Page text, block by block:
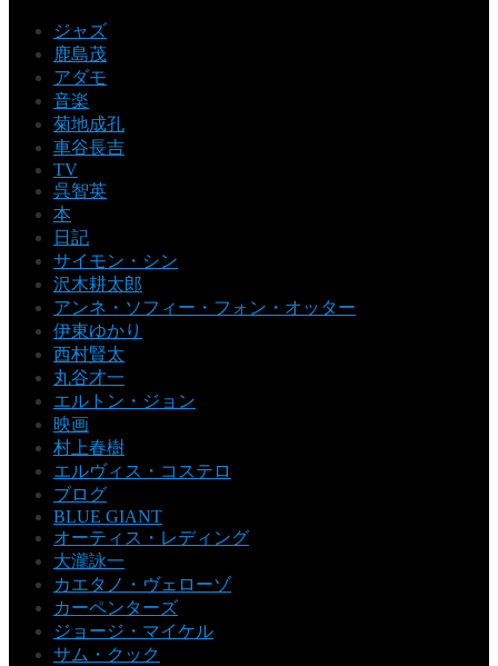
ジャズ
鹿島茂
アダモ
音楽
菊地成孔
車谷長吉
TV
呉智英
本
日記
サイモン・シン
沢木耕太郎
アンネ・ソフィー・フォン・オッター
伊東ゆかり
西村賢太
丸谷才一
エルトン・ジョン
映画
村上春樹
エルヴィス・コステロ
ブログ
BLUE GIANT
オーティス・レディング
大瀧詠一
カエタノ・ヴェローゾ
カーペンターズ
ジョージ・マイケル
サム・クック